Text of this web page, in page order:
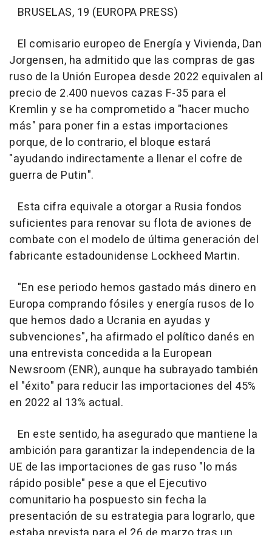
BRUSELAS, 19 (EUROPA PRESS)
El comisario europeo de Energía y Vivienda, Dan
Jorgensen, ha admitido que las compras de gas
ruso de la Unión Europea desde 2022 equivalen al
precio de 2.400 nuevos cazas F-35 para el
Kremlin y se ha comprometido a "hacer mucho
más" para poner fin a estas importaciones
porque, de lo contrario, el bloque estará
"ayudando indirectamente a llenar el cofre de
guerra de Putin".
Esta cifra equivale a otorgar a Rusia fondos
suficientes para renovar su flota de aviones de
combate con el modelo de última generación del
fabricante estadounidense Lockheed Martin.
"En ese periodo hemos gastado más dinero en
Europa comprando fósiles y energía rusos de lo
que hemos dado a Ucrania en ayudas y
subvenciones", ha afirmado el político danés en
una entrevista concedida a la European
Newsroom (ENR), aunque ha subrayado también
el "éxito" para reducir las importaciones del 45%
en 2022 al 13% actual.
En este sentido, ha asegurado que mantiene la
ambición para garantizar la independencia de la
UE de las importaciones de gas ruso "lo más
rápido posible" pese a que el Ejecutivo
comunitario ha pospuesto sin fecha la
presentación de su estrategia para lograrlo, que